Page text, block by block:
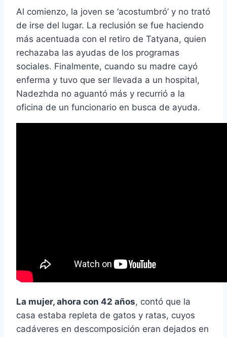
Al comienzo, la joven se ‘acostumbró’ y no trató
de irse del lugar. La reclusión se fue haciendo
más acentuada con el retiro de Tatyana, quien
rechazaba las ayudas de los programas
sociales. Finalmente, cuando su madre cayó
enferma y tuvo que ser llevada a un hospital,
Nadezhda no aguantó más y recurrió a la
oficina de un funcionario en busca de ayuda.
La mujer, ahora con 42 años, contó que la
casa estaba repleta de gatos y ratas, cuyos
cadáveres en descomposición eran dejados en